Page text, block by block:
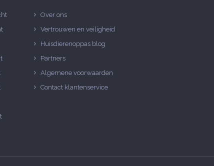
Over ons
Vertrouwen en veiligheid
Huisdierenoppas blog
Partners
Algemene voorwaarden
Contact klantenservice